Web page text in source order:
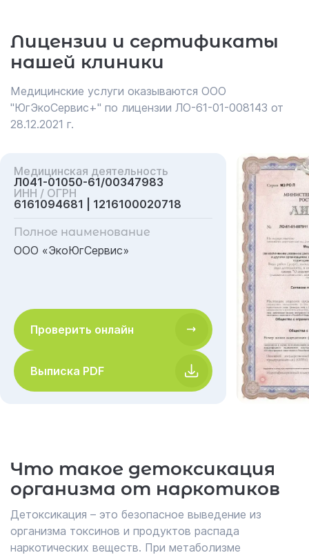
Лицензии и сертификаты
нашей клиники
Медицинские услуги оказываются ООО
"ЮгЭкоСервис+" по лицензии ЛО-61-01-008143 от
28.12.2021 г.
Медицинская деятельность
Л041-01050-61/00347983
ИНН / ОГРН
6161094681 | 1216100020718
Полное наименование
ООО «ЭкоЮгСервис»
Проверить онлайн
Выписка PDF
Что такое детоксикация
организма от наркотиков
Детоксикация – это безопасное выведение из
организма токсинов и продуктов распада
наркотических веществ. При метаболизме